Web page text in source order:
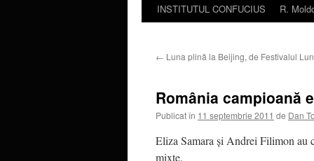
INSTITUTUL CONFUCIUS
R.
← Luna plină la Beijing, de Festivalul
România campioană
Publicat în 11 septembrie 2011 de Dan
Eliza Samara şi Andrei Filimon au
mixte.